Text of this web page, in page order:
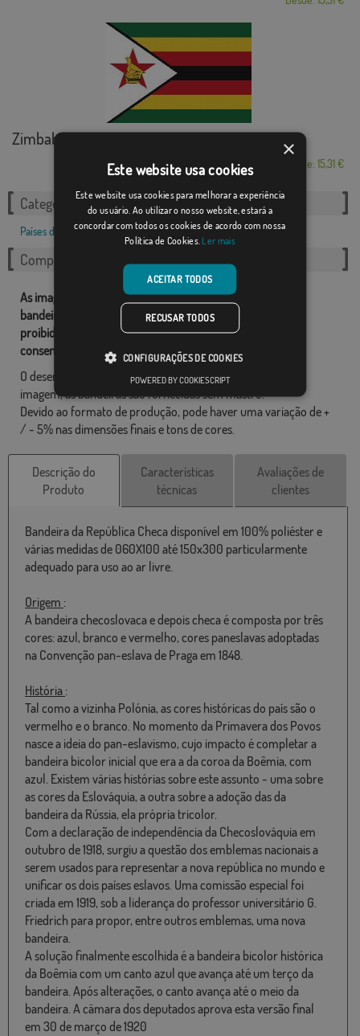
Zimbabue
Desde: 15,31 €
Categorias relacionadas:
Países do mundo,
Compartilhe esta bandeira
As imagens e outros recursos relacionados com as nossas
bandeiras são de propriedade de Comprarbandeiras.pt e é
proibido a sua reprodução, utilização e modificação sem o
consentimento expresso da empresa.
O desenho final pode diferir ligeiramente do mostrado na
imagem, as bandeiras são fornecidas sem mastro.
Devido ao formato de produção, pode haver uma variação de +
/ - 5% nas dimensões finais e tons de cores.
Descrição do
Produto
Características
técnicas
Avaliações de
clientes
Bandeira da República Checa disponível em 100% poliéster e
várias medidas de 060X100 até 150x300 particularmente
adequado para uso ao ar livre.
Origem :
A bandeira checoslovaca e depois checa é composta por três
cores: azul, branco e vermelho, cores paneslavas adoptadas
na Convenção pan-eslava de Praga em 1848.
História :
Tal como a vizinha Polónia, as cores históricas do país são o
vermelho e o branco. No momento da Primavera dos Povos
nasce a ideia do pan-eslavismo, cujo impacto é completar a
bandeira bicolor inicial que era a da coroa da Boêmia, com
azul. Existem várias histórias sobre este assunto - uma sobre
as cores da Eslováquia, a outra sobre a adoção das da
bandeira da Rússia, ela própria tricolor.
Com a declaração de independência da Checoslováquia em
outubro de 1918, surgiu a questão dos emblemas nacionais a
serem usados para representar a nova república no mundo e
unificar os dois países eslavos. Uma comissão especial foi
criada em 1919, sob a liderança do professor universitário G.
Friedrich para propor, entre outros emblemas, uma nova
bandeira.
A solução finalmente escolhida é a bandeira bicolor histórica
da Boêmia com um canto azul que avança até um terço da
bandeira. Após alterações, o canto avança até o meio da
bandeira. A câmara dos deputados aprova esta versão final
em 30 de março de 1920
×
Este website usa cookies
Este website usa cookies para melhorar a experiência
do usuário. Ao utilizar o nosso website, estará a
concordar com todos os cookies de acordo com nossa
Política de Cookies. Ler mais
ACEITAR TODOS
RECUSAR TODOS
CONFIGURAÇÕES DE COOKIES
POWERED BY COOKIESCRIPT